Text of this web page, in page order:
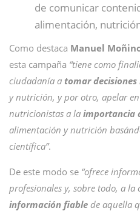
de comunicar
alimentación,
Como destaca Manuel
esta campaña “tiene como
ciudadanía a tomar decisiones
y nutrición, y por otro, apelar
nutricionistas a la importancia
alimentación y nutrición
científica”.
De este modo se “ofrece
profesionales y, sobre todo, a
información fiable de aquella